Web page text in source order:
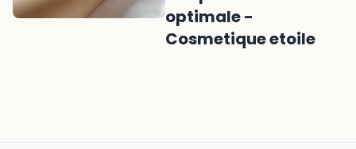
optimale -
Cosmetique etoile